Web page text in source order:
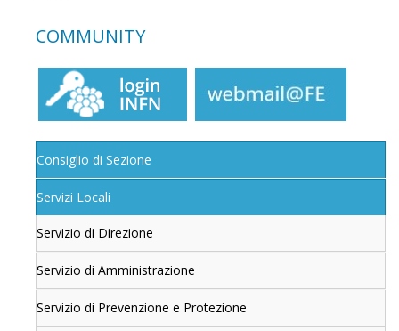
COMMUNITY
Consiglio di Sezione
Servizi Locali
Servizio di Direzione
Servizio di Amministrazione
Servizio di Prevenzione e Protezione